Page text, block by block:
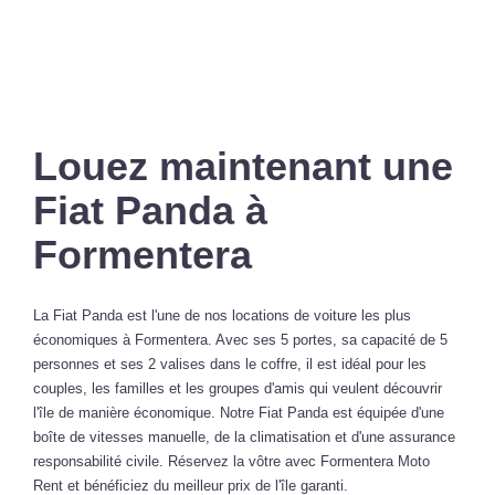
Louez maintenant une
Fiat Panda à
Formentera
La Fiat Panda est l'une de nos locations de voiture les plus
économiques à Formentera. Avec ses 5 portes, sa capacité de 5
personnes et ses 2 valises dans le coffre, il est idéal pour les
couples, les familles et les groupes d'amis qui veulent découvrir
l'île de manière économique. Notre Fiat Panda est équipée d'une
boîte de vitesses manuelle, de la climatisation et d'une assurance
responsabilité civile. Réservez la vôtre avec Formentera Moto
Rent et bénéficiez du meilleur prix de l'île garanti.